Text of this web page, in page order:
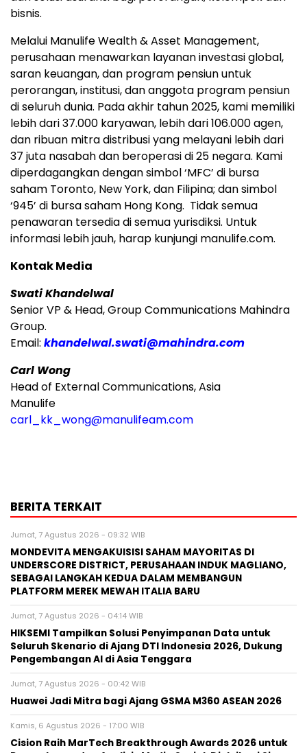
bisnis.
Melalui Manulife Wealth & Asset Management,
perusahaan menawarkan layanan investasi global,
saran keuangan, dan program pensiun untuk
perorangan, institusi, dan anggota program pensiun
di seluruh dunia. Pada akhir tahun 2025, kami memiliki
lebih dari 37.000 karyawan, lebih dari 106.000 agen,
dan ribuan mitra distribusi yang melayani lebih dari
37 juta nasabah dan beroperasi di 25 negara. Kami
diperdagangkan dengan simbol ‘MFC’ di bursa
saham Toronto, New York, dan Filipina; dan simbol
‘945’ di bursa saham Hong Kong. Tidak semua
penawaran tersedia di semua yurisdiksi. Untuk
informasi lebih jauh, harap kunjungi manulife.com.
Kontak Media
Swati Khandelwal
Senior VP & Head, Group Communications Mahindra
Group.
Email: khandelwal.swati@mahindra.com
Carl Wong
Head of External Communications, Asia
Manulife
carl_kk_wong@manulifeam.com
BERITA TERKAIT
Jumat, 7 Agustus 2026 - 09:32 WIB
MONDEVITA MENGAKUISISI SAHAM MAYORITAS DI
UNDERSCORE DISTRICT, PERUSAHAAN INDUK MAGLIANO,
SEBAGAI LANGKAH KEDUA DALAM MEMBANGUN
PLATFORM MEREK MEWAH ITALIA BARU
Jumat, 7 Agustus 2026 - 04:14 WIB
HIKSEMI Tampilkan Solusi Penyimpanan Data untuk
Seluruh Skenario di Ajang DTI Indonesia 2026, Dukung
Pengembangan AI di Asia Tenggara
Jumat, 7 Agustus 2026 - 00:42 WIB
Huawei Jadi Mitra bagi Ajang GSMA M360 ASEAN 2026
Kamis, 6 Agustus 2026 - 17:00 WIB
Cision Raih MarTech Breakthrough Awards 2026 untuk